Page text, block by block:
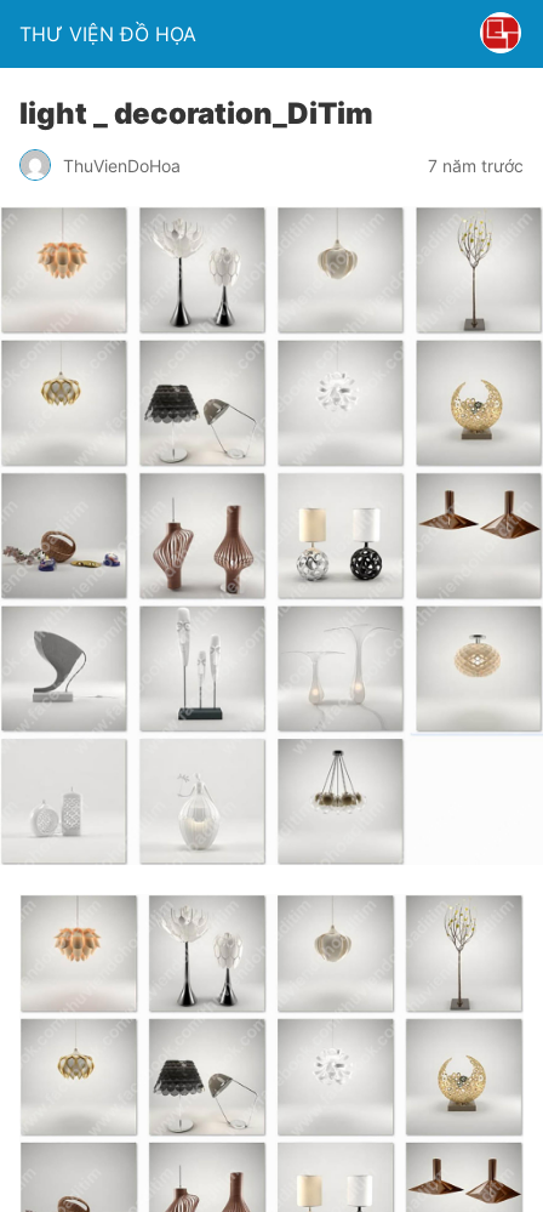
THƯ VIỆN ĐỒ HỌA
light _ decoration_DiTim
ThuVienDoHoa 7 năm trước